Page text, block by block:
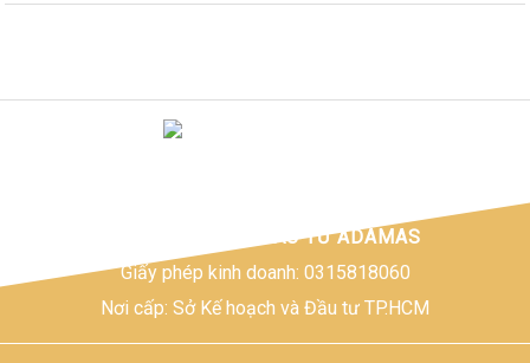
CÔNG TY TNHH ĐẦU TƯ ADAMAS
Giấy phép kinh doanh: 0315818060
Nơi cấp: Sở Kế hoạch và Đầu tư TP.HCM